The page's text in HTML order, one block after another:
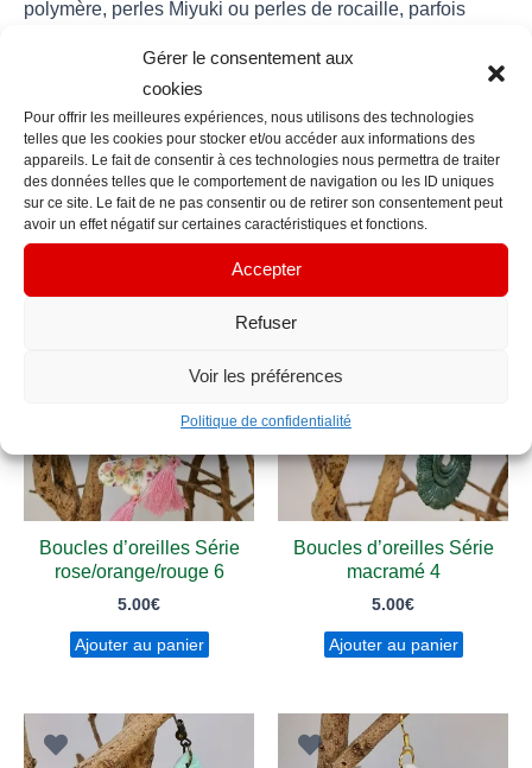
Gérer le consentement aux
cookies
Pour offrir les meilleures expériences, nous utilisons des technologies
telles que les cookies pour stocker et/ou accéder aux informations des
appareils. Le fait de consentir à ces technologies nous permettra de traiter
des données telles que le comportement de navigation ou les ID uniques
sur ce site. Le fait de ne pas consentir ou de retirer son consentement peut
avoir un effet négatif sur certaines caractéristiques et fonctions.
Accepter
Refuser
Voir les préférences
Politique de confidentialité
polymère, perles Miyuki ou perles de rocaille, parfois
Chaque paire de créations comporte deux pièces
pouvant être légèrement différentes en raison de la
fabrication artisanale manuelle.
Produits similaires
Boucles d’oreilles Série
rose/orange/rouge 6
5.00€
Ajouter au panier
Boucles d’oreilles Série
macramé 4
5.00€
Ajouter au panier